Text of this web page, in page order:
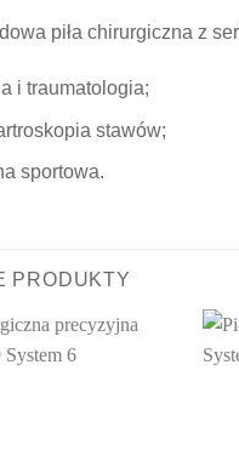
piła chirurgiczna z
i traumatologia;
stawów;
sportowa.
PRODUKTY